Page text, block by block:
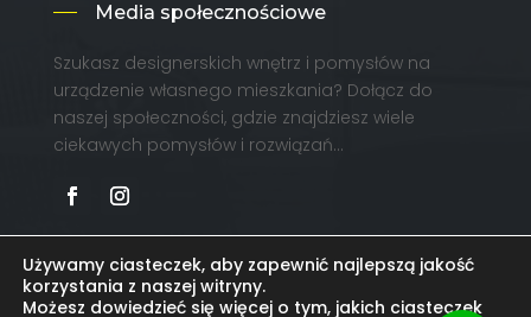
Media społecznościowe
Szukasz designerskich wnętrz i pomysłów na
urządzenie własnego mieszkania? Dołącz do
naszej społeczności, gdzie znajdziesz wiele
ciekawych pomysłów i rozwiązań…
Copyright © 2024 by Design ™ 2023 byCIK –
Używamy ciasteczek, aby zapewnić najlepszą jakość
korzystania z naszej witryny.
Możesz dowiedzieć się więcej o tym, jakich ciasteczek